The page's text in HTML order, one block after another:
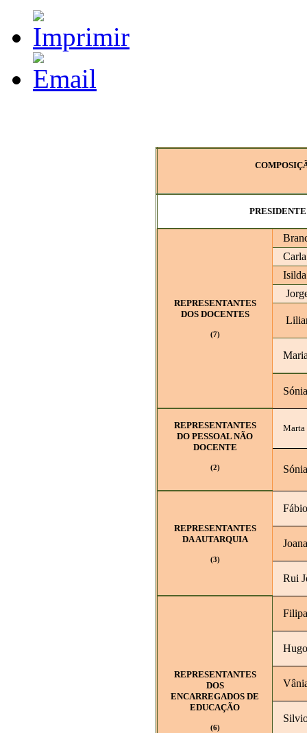
REPRESENTANTES
DOS DOCENTES
(7)
REPRESENTANTES
DO PESSOAL NÃO
DOCENTE
(2)
Marta
REPRESENTANTES
DA AUTARQUIA
(3)
Rui
REPRESENTANTES
DOS
ENCARREGADOS DE
EDUCAÇÃO
(6)